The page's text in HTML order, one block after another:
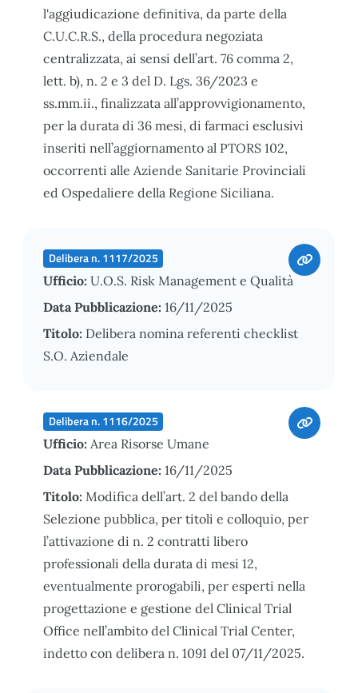
l'aggiudicazione definitiva, da parte della
C.U.C.R.S., della procedura negoziata
centralizzata, ai sensi dell’art. 76 comma 2,
lett. b), n. 2 e 3 del D. Lgs. 36/2023 e
ss.mm.ii., finalizzata all’approvvigionamento,
per la durata di 36 mesi, di farmaci esclusivi
inseriti nell’aggiornamento al PTORS 102,
occorrenti alle Aziende Sanitarie Provinciali
ed Ospedaliere della Regione Siciliana.
Delibera n. 1117/2025
Ufficio: U.O.S. Risk Management e Qualità
Data Pubblicazione: 16/11/2025
Titolo: Delibera nomina referenti checklist
S.O. Aziendale
Delibera n. 1116/2025
Ufficio: Area Risorse Umane
Data Pubblicazione: 16/11/2025
Titolo: Modifica dell’art. 2 del bando della
Selezione pubblica, per titoli e colloquio, per
l’attivazione di n. 2 contratti libero
professionali della durata di mesi 12,
eventualmente prorogabili, per esperti nella
progettazione e gestione del Clinical Trial
Office nell’ambito del Clinical Trial Center,
indetto con delibera n. 1091 del 07/11/2025.